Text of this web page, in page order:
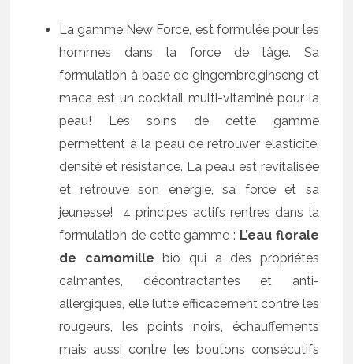
La gamme New Force, est formulée pour les
hommes dans la force de l’âge. Sa
formulation à base de gingembre,ginseng et
maca est un cocktail multi-vitaminé pour la
peau! Les soins de cette gamme
permettent à la peau de retrouver élasticité,
densité et résistance. La peau est revitalisée
et retrouve son énergie, sa force et sa
jeunesse! 4 principes actifs rentres dans la
formulation de cette gamme : L’eau florale
de camomille bio qui a des propriétés
calmantes, décontractantes et anti-
allergiques, elle lutte efficacement contre les
rougeurs, les points noirs, échauffements
mais aussi contre les boutons consécutifs